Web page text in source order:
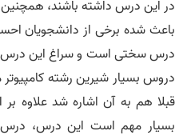
در این درس داشته باشند،
باعث شده برخی از دانشجویان
درس سختی است و سراغ این درس
دروس بسیار شیرین رشته
قبلا هم به آن اشاره شد علاوه
بسیار مهم است این درس، درس